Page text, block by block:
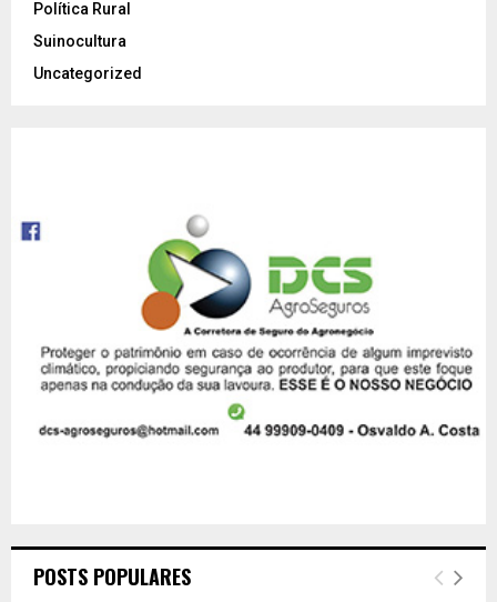
Política Rural
Suinocultura
Uncategorized
POSTS POPULARES